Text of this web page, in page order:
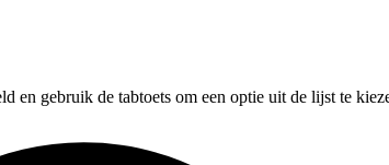
en gebruik de tabtoets om een optie uit de lijst te